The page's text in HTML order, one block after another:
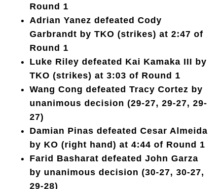
Round 1
Adrian Yanez defeated Cody
Garbrandt by TKO (strikes) at 2:47 of
Round 1
Luke Riley defeated Kai Kamaka III by
TKO (strikes) at 3:03 of Round 1
Wang Cong defeated Tracy Cortez by
unanimous decision (29-27, 29-27, 29-
27)
Damian Pinas defeated Cesar Almeida
by KO (right hand) at 4:44 of Round 1
Farid Basharat defeated John Garza
by unanimous decision (30-27, 30-27,
29-28)